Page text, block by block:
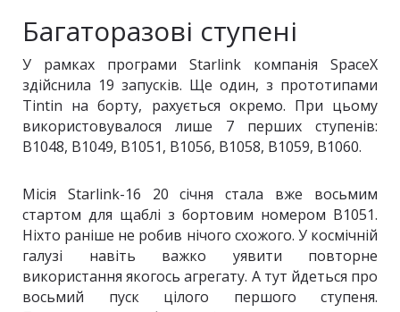
Багаторазові ступені
У рамках програми Starlink компанія SpaceX
здійснила 19 запусків. Ще один, з прототипами
Tintin на борту, рахується окремо. При цьому
використовувалося лише 7 перших ступенів:
B1048, B1049, B1051, B1056, B1058, B1059, B1060.
Місія Starlink-16 20 січня стала вже восьмим
стартом для щаблі з бортовим номером B1051.
Ніхто раніше не робив нічого схожого. У космічній
галузі навіть важко уявити повторне
використання якогось агрегату. А тут йдеться про
восьмий пуск цілого першого ступеня.